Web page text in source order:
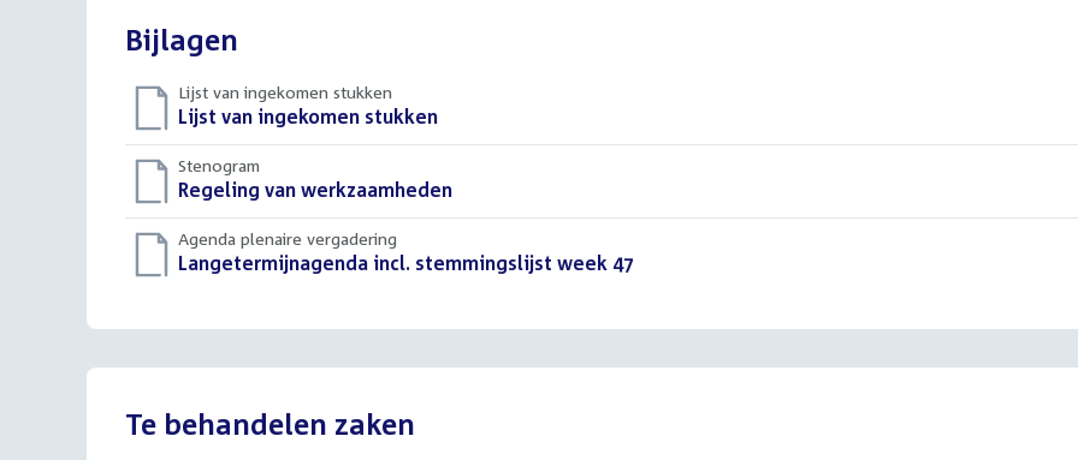
Bijlagen
Lijst van ingekomen stukken
Download
bestand:
Lijst van ingekomen stukken
Stenogram
Download
bestand:
Regeling van werkzaamheden
Agenda plenaire vergadering
Download
Langetermijnagenda incl. stemmingslijst week 47
Te behandelen zaken